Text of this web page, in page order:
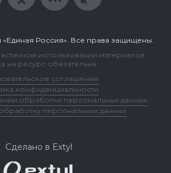
«Единая Россия». Все права защищены.
использовании материалов
на ресурс обязательна.
соглашение
конфиденциальности
обработки персональных данных
персональных данных
Сделано в Extyl